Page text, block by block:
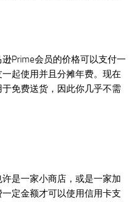
Prime会员的价格可以支付一
起使用并且分摊年费。现在
免费送货，因此你几乎不需
是一家小商店，或是一家加
定金额才可以使用信用卡支